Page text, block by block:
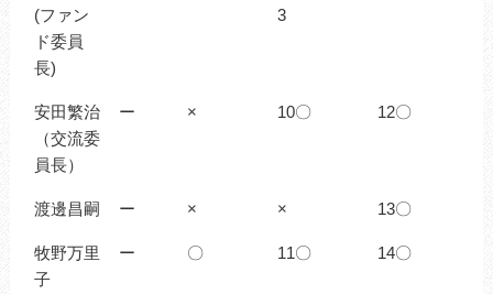
(ファン
ド委員
長)
3
安田繁治
（交流委
員長）
ー × 10〇 12〇
渡邊昌嗣 ー × × 13〇
牧野万里
子
ー 〇 11〇 14〇